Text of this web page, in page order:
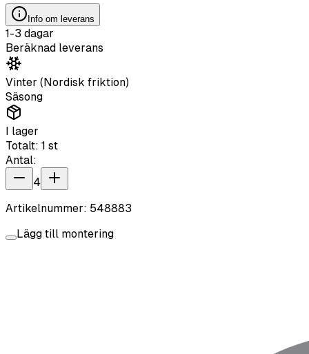
Info om leverans
1-3 dagar
Beräknad leverans
Vinter (Nordisk friktion)
Säsong
I lager
Totalt: 1 st
Antal:
4
Artikelnummer: 548883
Lägg till montering